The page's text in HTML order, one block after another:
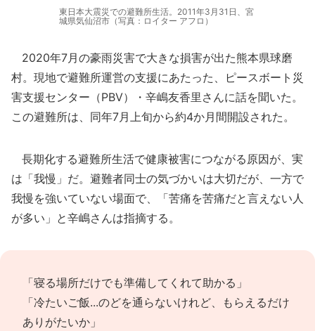
東日本大震災での避難所生活。2011年3月31日、宮
城県気仙沼市（写真：ロイター アフロ）
2020年7月の豪雨災害で大きな損害が出た熊本県球磨
村。現地で避難所運営の支援にあたった、ピースボート災
害支援センター（PBV）・辛嶋友香里さんに話を聞いた。
この避難所は、同年7月上旬から約4か月間開設された。
長期化する避難所生活で健康被害につながる原因が、実
は「我慢」だ。避難者同士の気づかいは大切だが、一方で
我慢を強いていない場面で、「苦痛を苦痛だと言えない人
が多い」と辛嶋さんは指摘する。
「寝る場所だけでも準備してくれて助かる」
「冷たいご飯...のどを通らないけれど、もらえるだけ
ありがたいか」